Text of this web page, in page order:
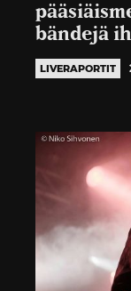
bändejä
LIVERAPORTIT